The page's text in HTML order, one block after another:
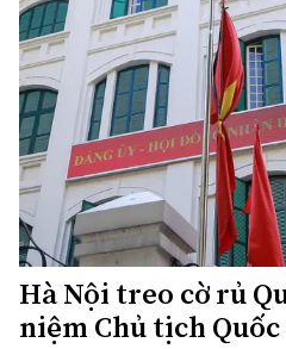
Hà Nội treo cờ rủ
niệm Chủ tịch